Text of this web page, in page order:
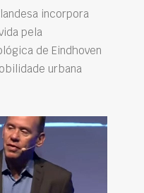
incorpora
pela
de Eindhoven
urbana